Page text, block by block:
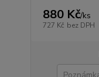
880 Kč/ks
727 Kč bez DPH